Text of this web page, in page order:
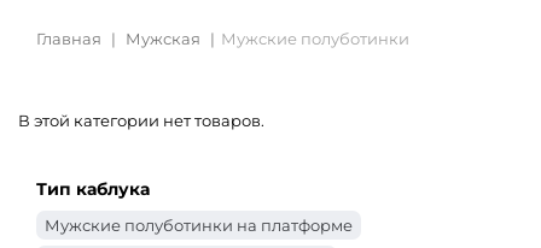
Главная Мужская Мужские полуботинки
В этой категории нет товаров.
Тип каблука
Мужские полуботинки на платформе